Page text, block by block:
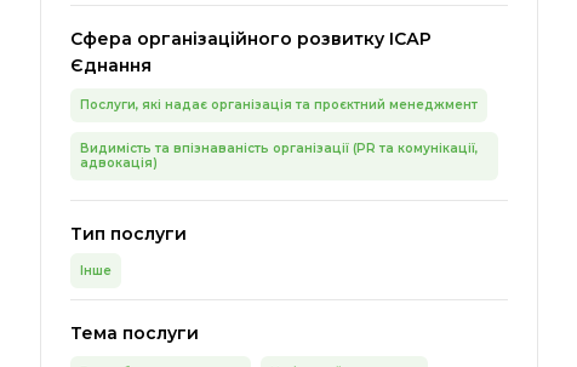
Сфера організаційного розвитку ІСАР
Єднання
Послуги, які надає організація та проєктний менеджмент
Видимість та впізнаваність організації (PR та комунікації,
адвокація)
Тип послуги
Інше
Тема послуги